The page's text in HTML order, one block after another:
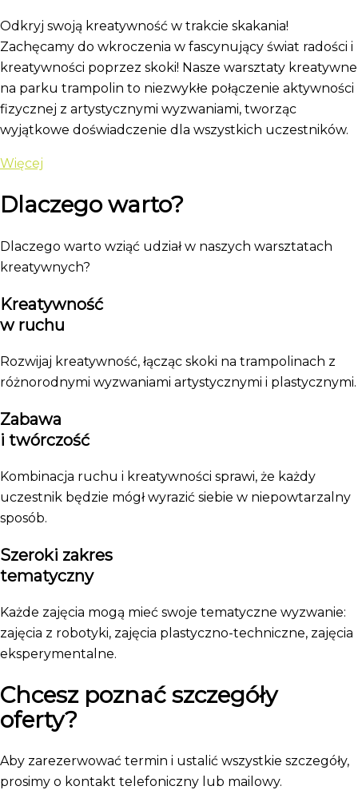
Odkryj swoją kreatywność w trakcie skakania!
Zachęcamy do wkroczenia w fascynujący świat radości i
kreatywności poprzez skoki! Nasze warsztaty kreatywne
na parku trampolin to niezwykłe połączenie aktywności
fizycznej z artystycznymi wyzwaniami, tworząc
wyjątkowe doświadczenie dla wszystkich uczestników.
Więcej
Dlaczego warto?
Dlaczego warto wziąć udział w naszych warsztatach
kreatywnych?
Kreatywność
w ruchu
Rozwijaj kreatywność, łącząc skoki na trampolinach z
różnorodnymi wyzwaniami artystycznymi i plastycznymi.
Zabawa
i twórczość
Kombinacja ruchu i kreatywności sprawi, że każdy
uczestnik będzie mógł wyrazić siebie w niepowtarzalny
sposób.
Szeroki zakres
tematyczny
Każde zajęcia mogą mieć swoje tematyczne wyzwanie:
zajęcia z robotyki, zajęcia plastyczno-techniczne, zajęcia
eksperymentalne.
Chcesz poznać szczegóły
oferty?
Aby zarezerwować termin i ustalić wszystkie szczegóły,
prosimy o kontakt telefoniczny lub mailowy.